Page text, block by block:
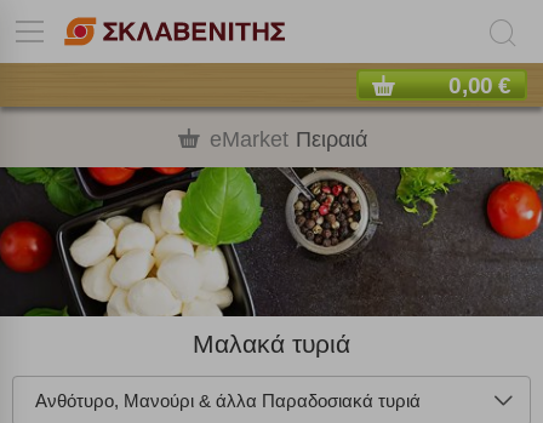
0,00 €
eMarket Πειραιά
Μαλακά τυριά
Ανθότυρo, Μανούρι & άλλα Παραδοσιακά τυριά